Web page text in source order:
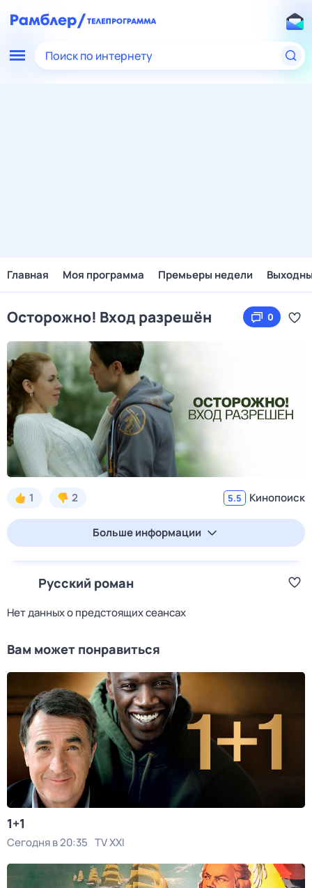
Поиск по интернету
Главная Моя программа Премьеры недели
Осторожно! Вход разрешён 0
1 2 5.5 Кинопоиск
Больше информации
Русский роман
Нет данных о предстоящих сеансах
Вам может понравиться
1+1
Сегодня в 20:35 TV XXI